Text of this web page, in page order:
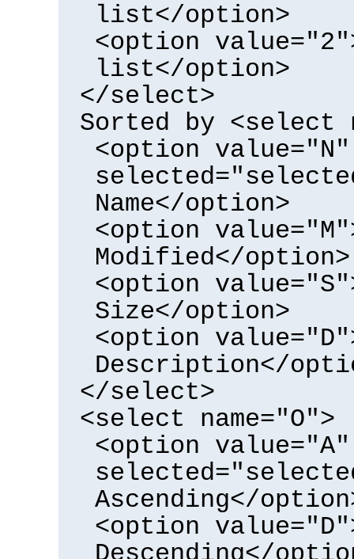
list</option>
<option
list</option>
</select>
Sorted by <select
<option value="N"
Name</option>
<option
Modified</option>
<option
Size</option>
<option
Description</
</select>
<select name="O">
<option value="A"
Ascending</
<option